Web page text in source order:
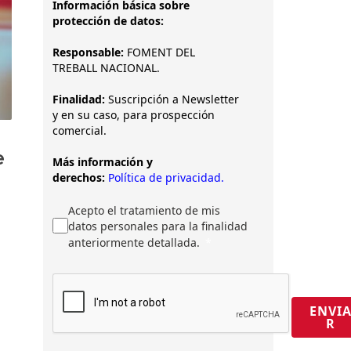
Información básica sobre
protección de datos:
Responsable: FOMENT DEL
TREBALL NACIONAL.
Finalidad: Suscripción a Newsletter
y en su caso, para prospección
comercial.
Más información y
derechos: Política de privacidad.
Acepto el tratamiento de mis
datos personales para la finalidad
anteriormente detallada.
ENVIA
R